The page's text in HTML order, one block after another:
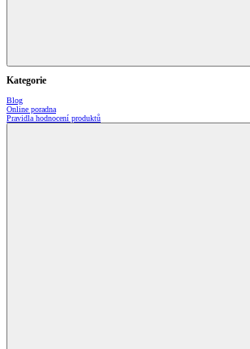
Kategorie
Blog
Online poradna
Pravidla hodnocení produktů